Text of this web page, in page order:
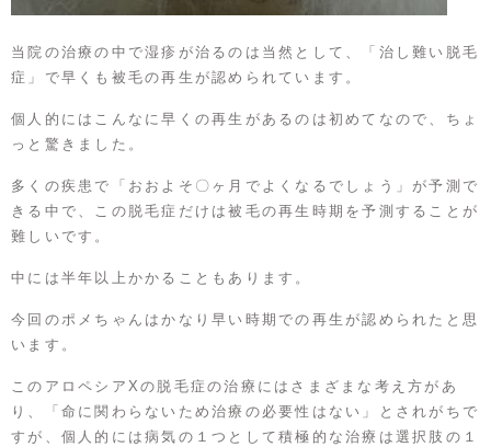
当院の治療の中で湿疹が治るのは当然として、「治し難い脱毛
症」で早くも被毛の再生が認められています。
個人的にはこんなに早くの再生があるのは初めてなので、ちょ
っと驚きました。
多くの疾患で「おおよそ〇ヶ月でよくなるでしょう」が予測で
きる中で、この脱毛症だけは被毛の再生時期を予測することが
難しいです。
中には半年以上かかることもあります。
今回のポメちゃんはかなり早い時期での再生が認められたと思
います。
このアロペシアXの脱毛症の治療にはさまざまな考え方があ
り、「命に関わらないため治療の必要性はない」とされがちで
すが、個人的には病気の１つとして積極的な治療は選択肢の１